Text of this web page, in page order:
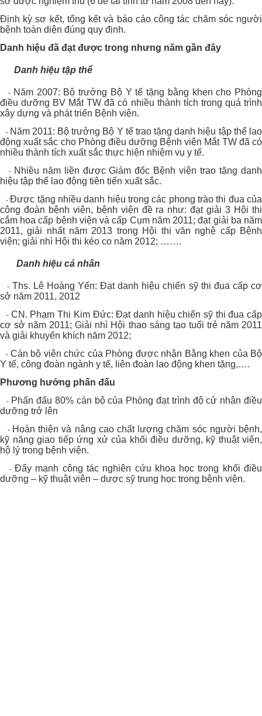
Định kỳ sơ kết, tổng kết và báo cáo công tác chăm sóc người
bệnh toàn diện đúng quy định.
Danh hiệu đã đạt được trong nhưng năm gần đây
Danh hiệu tập thể
- Năm 2007: Bộ trưởng Bộ Y tế tặng bằng khen cho Phòng
điều dưỡng BV Mắt TW đã có nhiều thành tích trong quá trình
xây dựng và phát triển Bệnh viện.
- Năm 2011: Bộ trưởng Bộ Y tế trao tặng danh hiệu tập thể lao
động xuất sắc cho Phòng điều dưỡng Bệnh viện Mắt TW đã có
nhiều thành tích xuất sắc thực hiện nhiệm vụ y tế.
- Nhiều năm liền được Giám đốc Bệnh viện trao tặng danh
hiệu tập thể lao động tiên tiến xuất sắc.
-Được tặng nhiều danh hiệu trong các phong trào thi đua của
công đoàn bệnh viện, bệnh viện đề ra như: đạt giải 3 Hội thi
cắm hoa cấp bệnh viện và cấp Cụm năm 2011; đạt giải ba năm
2011, giải nhất năm 2013 trong Hội thi văn nghệ cấp Bệnh
viện; giải nhì Hội thi kéo co năm 2012; …….
Danh hiệu cá nhân
- Ths. Lê Hoàng Yến: Đạt danh hiệu chiến sỹ thi đua cấp cơ
sở năm 2011, 2012
- CN. Phạm Thị Kim Đức: Đạt danh hiệu chiến sỹ thi đua cấp
cơ sở năm 2011; Giải nhì Hội thao sáng tạo tuổi trẻ năm 2011
và giải khuyến khích năm 2012;
- Cán bộ viên chức của Phòng được nhận Bằng khen của Bộ
Y tế, công đoàn ngành y tế, liên đoàn lao động khen tặng,….
Phương hướng phấn đấu
- Phấn đấu 80% cán bộ của Phòng đạt trình độ cử nhân điều
dưỡng trở lên
- Hoàn thiện và nâng cao chất lượng chăm sóc người bệnh,
kỹ năng giao tiếp ứng xử của khối điều dưỡng, kỹ thuật viên,
hộ lý trong bệnh viện.
-Đẩy mạnh công tác nghiên cứu khoa học trong khối điều
dưỡng – kỹ thuật viên – dược sỹ trung học trong bệnh viện.